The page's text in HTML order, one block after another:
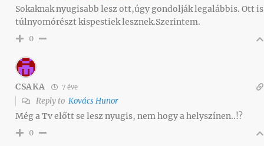
Sokaknak nyugisabb lesz ott,úgy gondolják legalábbis. Ott is
túlnyomórészt kispestiek lesznek.Szerintem.
0
CSAKA 7 éve
Reply to Kovács Hunor
Még a Tv előtt se lesz nyugis, nem hogy a helyszínen..!?
0